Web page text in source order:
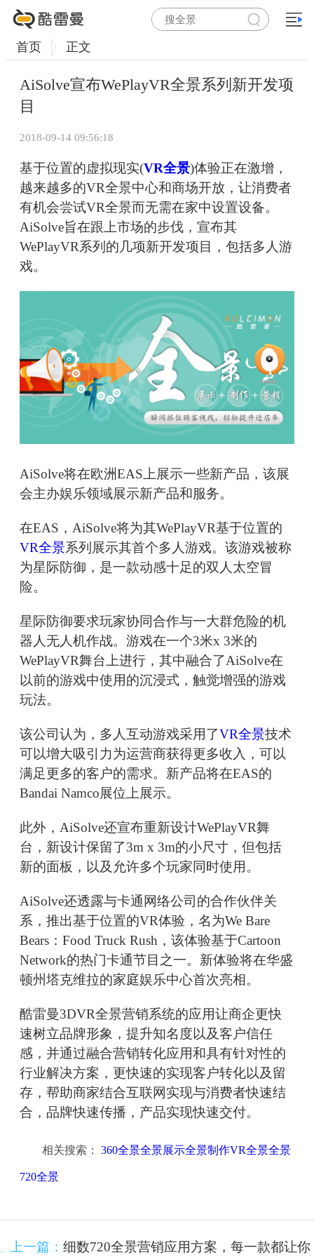
首页 正文
AiSolve宣布WePlayVR全景系列新开发项
目
2018-09-14 09:56:18
基于位置的虚拟现实(VR全景)体验正在激增，
越来越多的VR全景中心和商场开放，让消费者
有机会尝试VR全景而无需在家中设置设备。
AiSolve旨在跟上市场的步伐，宣布其
WePlayVR系列的几项新开发项目，包括多人游
戏。
AiSolve将在欧洲EAS上展示一些新产品，该展
会主办娱乐领域展示新产品和服务。
在EAS，AiSolve将为其WePlayVR基于位置的
VR全景系列展示其首个多人游戏。该游戏被称
为星际防御，是一款动感十足的双人太空冒
险。
星际防御要求玩家协同合作与一大群危险的机
器人无人机作战。游戏在一个3米x 3米的
WePlayVR舞台上进行，其中融合了AiSolve在
以前的游戏中使用的沉浸式，触觉增强的游戏
玩法。
该公司认为，多人互动游戏采用了VR全景技术
可以增大吸引力为运营商获得更多收入，可以
满足更多的客户的需求。新产品将在EAS的
Bandai Namco展位上展示。
此外，AiSolve还宣布重新设计WePlayVR舞
台，新设计保留了3m x 3m的小尺寸，但包括
新的面板，以及允许多个玩家同时使用。
AiSolve还透露与卡通网络公司的合作伙伴关
系，推出基于位置的VR体验，名为We Bare
Bears：Food Truck Rush，该体验基于Cartoon
Network的热门卡通节目之一。新体验将在华盛
顿州塔克维拉的家庭娱乐中心首次亮相。
酷雷曼3DVR全景营销系统的应用让商企更快
速树立品牌形象，提升知名度以及客户信任
感，并通过融合营销转化应用和具有针对性的
行业解决方案，更快速的实现客户转化以及留
存，帮助商家结合互联网实现与消费者快速结
合，品牌快速传播，产品实现快速交付。
相关搜索： 360全景全景展示全景制作VR全景全景
720全景
上一篇： 细数720全景营销应用方案，每一款都让你